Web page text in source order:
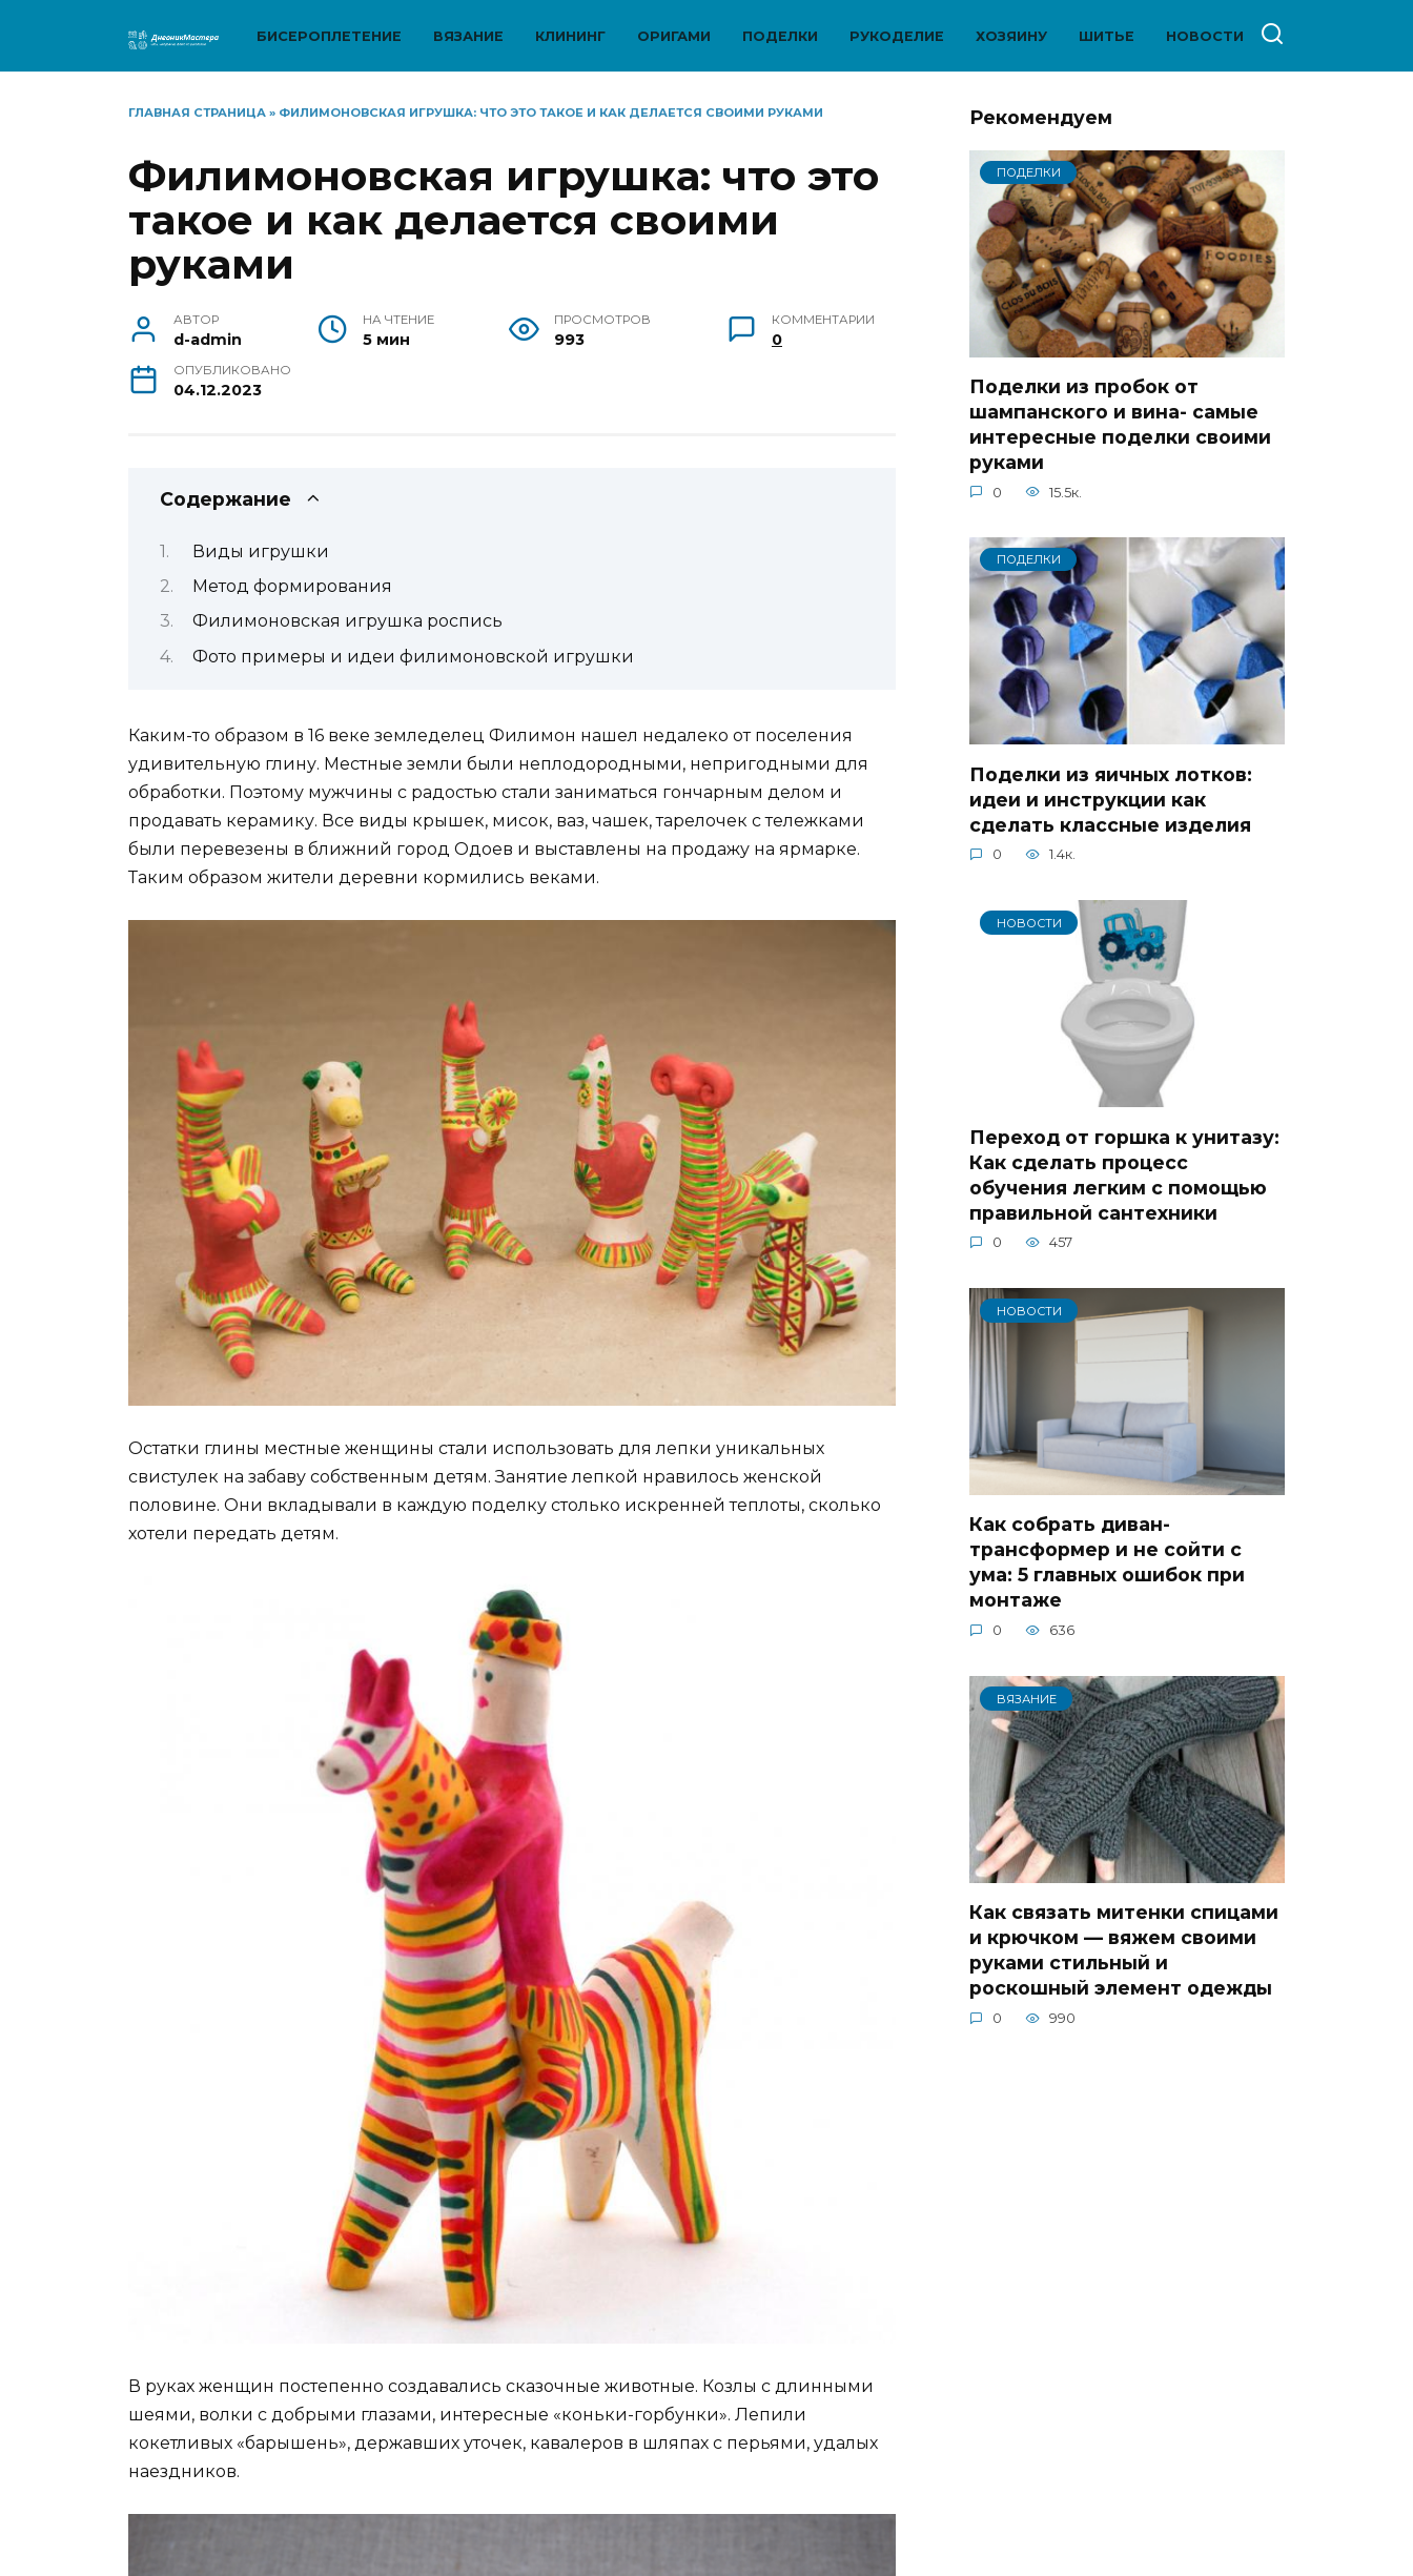
БИСЕРОПЛЕТЕНИЕ ВЯЗАНИЕ КЛИНИНГ ОРИГАМИ ПОДЕЛКИ РУКОДЕЛИЕ ХОЗЯИНУ ШИТЬЕ НОВОСТИ
ГЛАВНАЯ СТРАНИЦА » ФИЛИМОНОВСКАЯ ИГРУШКА: ЧТО ЭТО ТАКОЕ И КАК ДЕЛАЕТСЯ СВОИМИ РУКАМИ
Филимоновская игрушка: что это
такое и как делается своими
руками
АВТОР
d-admin
НА ЧТЕНИЕ
5 мин
ПРОСМОТРОВ
993
КОММЕНТАРИИ
0
ОПУБЛИКОВАНО
04.12.2023
Содержание
Виды игрушки
Метод формирования
Филимоновская игрушка роспись
Фото примеры и идеи филимоновской игрушки
Каким-то образом в 16 веке земледелец Филимон нашел недалеко от поселения
удивительную глину. Местные земли были неплодородными, непригодными для
обработки. Поэтому мужчины с радостью стали заниматься гончарным делом и
продавать керамику. Все виды крышек, мисок, ваз, чашек, тарелочек с тележками
были перевезены в ближний город Одоев и выставлены на продажу на ярмарке.
Таким образом жители деревни кормились веками.
Остатки глины местные женщины стали использовать для лепки уникальных
свистулек на забаву собственным детям. Занятие лепкой нравилось женской
половине. Они вкладывали в каждую поделку столько искренней теплоты, сколько
хотели передать детям.
В руках женщин постепенно создавались сказочные животные. Козлы с длинными
шеями, волки с добрыми глазами, интересные «коньки-горбунки». Лепили
кокетливых «барышень», державших уточек, кавалеров в шляпах с перьями, удалых
наездников.
Рекомендуем
ПОДЕЛКИ
Поделки из пробок от
шампанского и вина- самые
интересные поделки своими
руками
0 15.5к.
ПОДЕЛКИ
Поделки из яичных лотков:
идеи и инструкции как
сделать классные изделия
0 1.4к.
НОВОСТИ
Переход от горшка к унитазу:
Как сделать процесс
обучения легким с помощью
правильной сантехники
0 457
НОВОСТИ
Как собрать диван-
трансформер и не сойти с
ума: 5 главных ошибок при
монтаже
0 636
ВЯЗАНИЕ
Как связать митенки спицами
и крючком — вяжем своими
руками стильный и
роскошный элемент одежды
0 990